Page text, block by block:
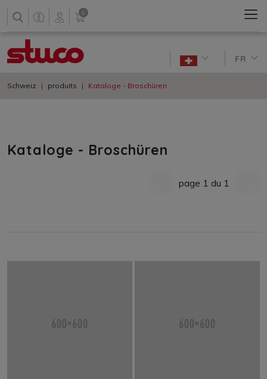
0
FR
Schweiz produits Kataloge - Broschüren
Kataloge - Broschüren
page 1 du 1